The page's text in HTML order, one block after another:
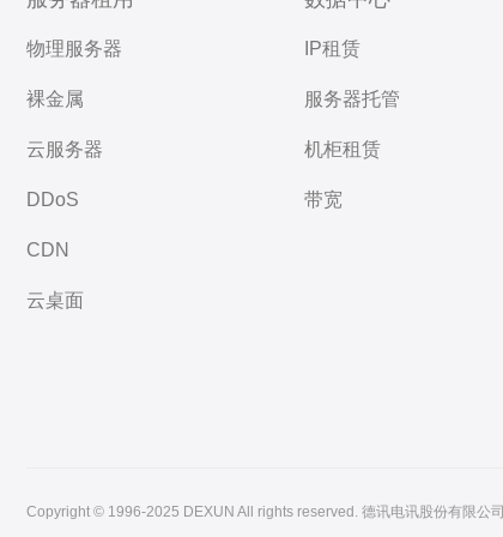
物理服务器
裸金属
云服务器
DDoS
CDN
云桌面
IP租赁
服务器托管
机柜租赁
带宽
Copyright © 1996-2025 DEXUN All rights reserved. 德讯电讯股份有限公司